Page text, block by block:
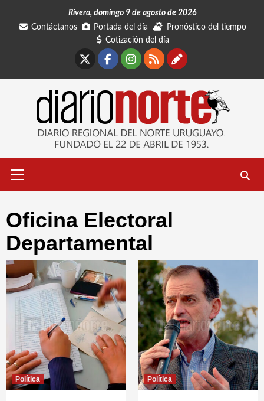
Rivera, domingo 9 de agosto de 2026
Contáctanos
Portada del día
Pronóstico del tiempo
Cotización del día
Facebook
Instagram
RSSContáctanos
primario
Oficina Electoral
Departamental
Política Política